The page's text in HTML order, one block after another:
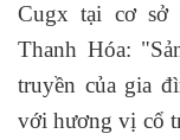
Cugx tại cơ sở
Thanh Hóa:
truyền của gia
với hương vị cổ